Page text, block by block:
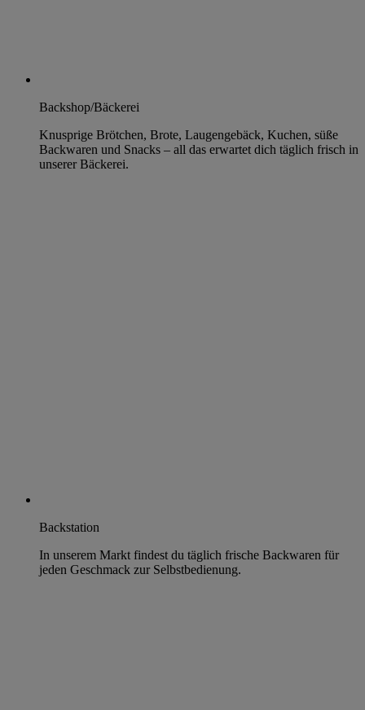
Backshop/Bäckerei
Knusprige Brötchen, Brote, Laugengebäck, Kuchen, süße
Backwaren und Snacks – all das erwartet dich täglich frisch in
unserer Bäckerei.
Backstation
In unserem Markt findest du täglich frische Backwaren für
jeden Geschmack zur Selbstbedienung.